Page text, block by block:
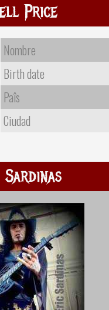
Price
Nombre
Birth date
Paîs
Ciudad